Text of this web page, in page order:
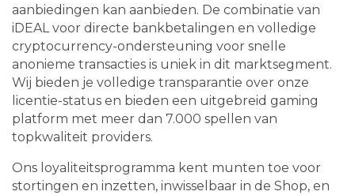
aanbiedingen kan aanbieden. De combinatie van
iDEAL voor directe bankbetalingen en volledige
cryptocurrency-ondersteuning voor snelle
anonieme transacties is uniek in dit marktsegment.
Wij bieden je volledige transparantie over onze
licentie-status en bieden een uitgebreid gaming
platform met meer dan 7.000 spellen van
topkwaliteit providers.
Ons loyaliteitsprogramma kent munten toe voor
stortingen en inzetten, inwisselbaar in de Shop, en